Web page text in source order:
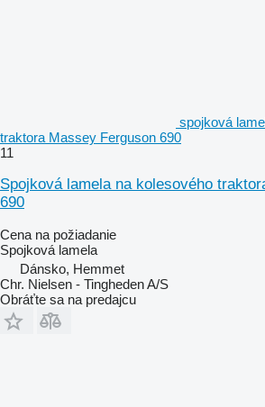
spojková
traktora Massey Ferguson 690
11
Spojková lamela na kolesového
690
Cena na požiadanie
Spojková lamela
Dánsko, Hemmet
Chr. Nielsen - Tingheden A/S
Obráťte sa na predajcu